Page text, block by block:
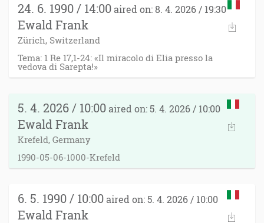
24. 6. 1990 / 14:00 aired on: 8. 4. 2026 / 19:30
Ewald Frank
Zürich, Switzerland
Tema: 1 Re 17,1-24: «Il miracolo di Elia presso la
vedova di Sarepta!»
5. 4. 2026 / 10:00 aired on: 5. 4. 2026 / 10:00
Ewald Frank
Krefeld, Germany
1990-05-06-1000-Krefeld
6. 5. 1990 / 10:00 aired on: 5. 4. 2026 / 10:00
Ewald Frank